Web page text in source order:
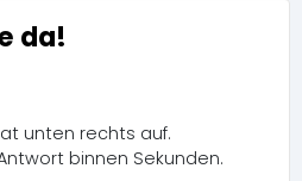
da!
unten rechts auf.
binnen Sekunden.